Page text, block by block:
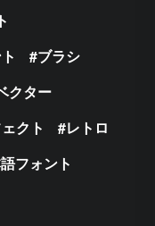
ブラシ
クター
クト
レトロ
フォント